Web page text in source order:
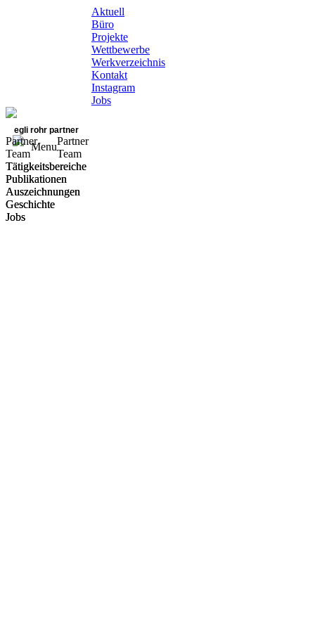
Aktuell
Büro
Projekte
Wettbewerbe
Werkverzeichnis
Kontakt
Instagram
Jobs
egli rohr partner
Menu
Partner
Team
Tätigkeitsbereiche
Publikationen
Auszeichnungen
Geschichte
Jobs
Partner
Team
Tätigkeitsbereiche
Publikationen
Auszeichnungen
Geschichte
Jobs